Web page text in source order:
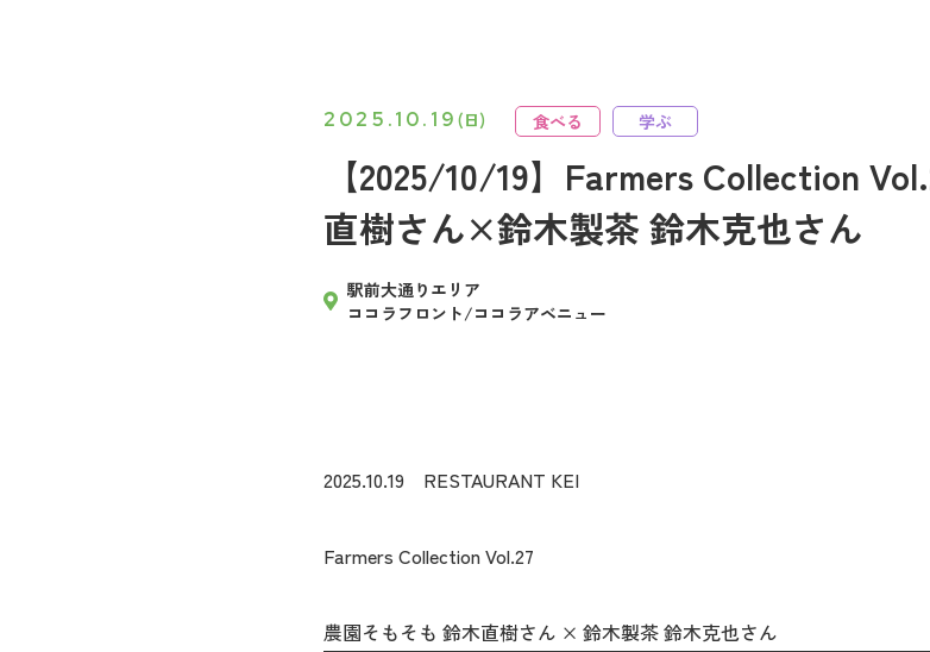
【2025/10/19】Farmers Collection
直樹さん×鈴木製茶 鈴木克也さん
2025.10.19 (日) 食べる 学ぶ
駅前大通りエリア
ココラフロント/ココラアベニュー
2025.10.19 RESTAURANT KEI
Farmers Collection Vol.27
農園そもそも 鈴木直樹さん × 鈴木製茶 鈴木克也さん